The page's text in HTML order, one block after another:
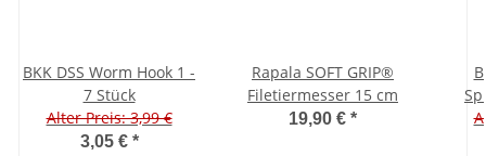
BKK DSS Worm Hook 1 -
7 Stück
Alter Preis: 3,99 €
3,05 € *
Rapala SOFT GRIP®
Filetiermesser 15 cm
19,90 € *